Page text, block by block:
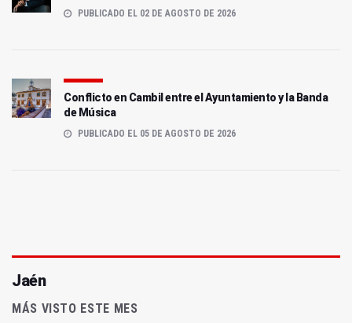
PUBLICADO EL 02 DE AGOSTO DE 2026
Conflicto en Cambil entre el Ayuntamiento y la Banda
de Música
PUBLICADO EL 05 DE AGOSTO DE 2026
Jaén
MÁS VISTO ESTE MES